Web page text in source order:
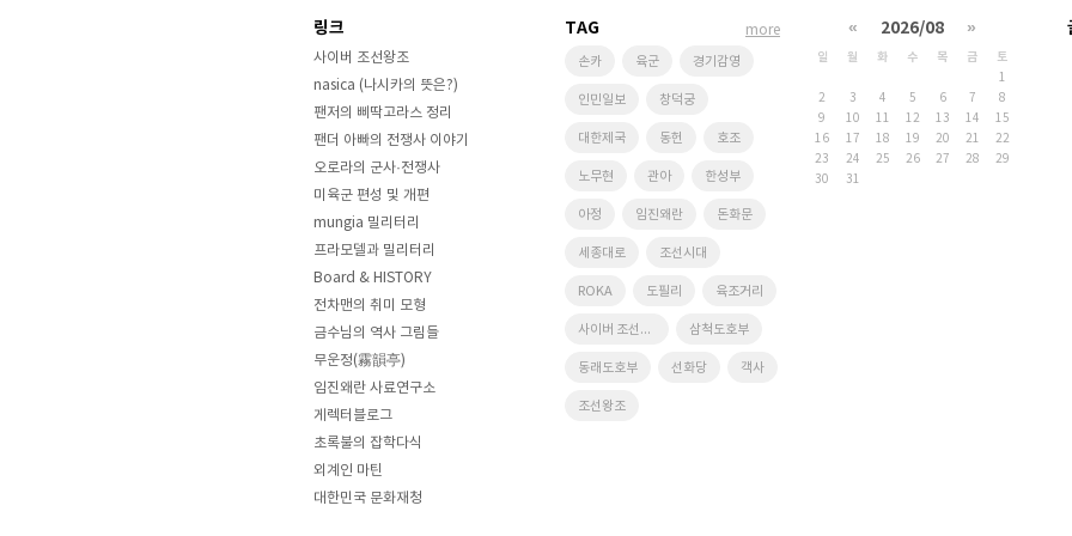
링크
사이버 조선왕조
nasica (나시카의 뜻은?)
팬저의 삐딱고라스 정리
팬더 아빠의 전쟁사 이야기
오로라의 군사·전쟁사
미육군 편성 및 개편
mungia 밀리터리
프라모델과 밀리터리
Board & HISTORY
전차맨의 취미 모형
금수님의 역사 그림들
무운정(霧韻亭)
임진왜란 사료연구소
게렉터블로그
초록불의 잡학다식
외계인 마틴
대한민국 문화재청
TAG
손카 육군 경기감영
인민일보 창덕궁
대한제국 동헌 호조
노무현 관아 한성부
아정 임진왜란 돈화문
세종대로 조선시대
ROKA 도필리 육조거리
사이버 조선왕조 삼척도호부
동래도호부 선화당 객사
조선왕조
more « 2026/08 »
일 월 화 수 목 금
토
1
2
3 4 5 6 7
8
9
10 11 12 13 14
15
16
17 18 19 20 21
22
23
24 25 26 27 28
29
30
31